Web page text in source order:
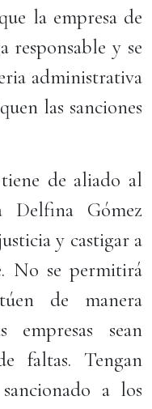
la empresa de
responsable y se
administrativa
las sanciones
de aliado al
Delfina Gómez
y castigar a
No se permitirá
de manera
empresas sean
faltas. Tengan
a los